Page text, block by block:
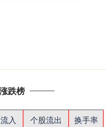
跌榜
入 个股流出
换手率